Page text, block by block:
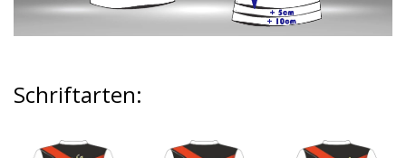
Schriftarten: